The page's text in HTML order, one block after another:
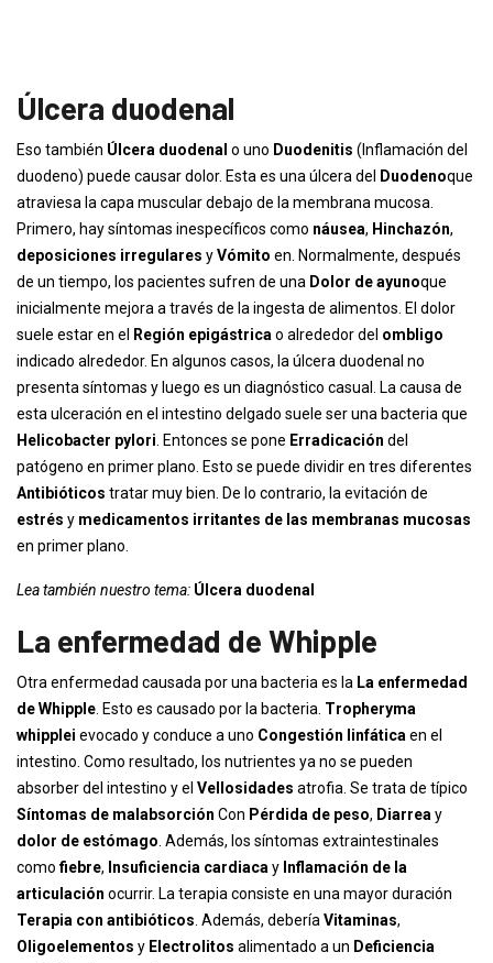
Úlcera duodenal
Eso también Úlcera duodenal o uno Duodenitis (Inflamación del
duodeno) puede causar dolor. Esta es una úlcera del
Duodenoque
atraviesa la capa muscular debajo de la membrana mucosa.
Primero, hay síntomas inespecíficos como náusea, Hinchazón,
deposiciones irregulares yVómito en. Normalmente, después
de un tiempo, los pacientes sufren de una Dolor de ayunoque
inicialmente mejora a través de la ingesta de alimentos. El dolor
suele estar en el
Región epigástrica o alrededor del ombligo
indicado alrededor. En algunos casos, la úlcera duodenal no
presenta síntomas y luego es un diagnóstico casual. La causa de
esta ulceración en el intestino delgado suele ser una bacteria que
Helicobacter pylori . Entonces se pone Erradicación del
patógeno en primer plano. Esto se puede dividir en tres diferentes
Antibióticos tratar muy bien. De lo contrario, la evitación de
estrés y medicamentos irritantes de las membranas mucosas
en primer plano.
Lea también nuestro tema: Úlcera duodenal
La enfermedad de Whipple
Otra enfermedad causada por una bacteria es la La enfermedad
de Whipple . Esto es causado por la bacteria. Tropheryma
whipplei evocado y conduce a uno Congestión linfática en el
intestino. Como resultado, los nutrientes ya no se pueden
absorber del intestino y el Vellosidades atrofia. Se trata de típico
Síntomas de malabsorción Con Pérdida de peso, Diarrea y
dolor de estómago . Además, los síntomas extraintestinales
comofiebre, Insuficiencia cardiaca y Inflamación de la
articulación ocurrir. La terapia consiste en una mayor duración
Terapia con antibióticos . Además, debería Vitaminas,
Oligoelementos y Electrolitos alimentado a un Deficiencia